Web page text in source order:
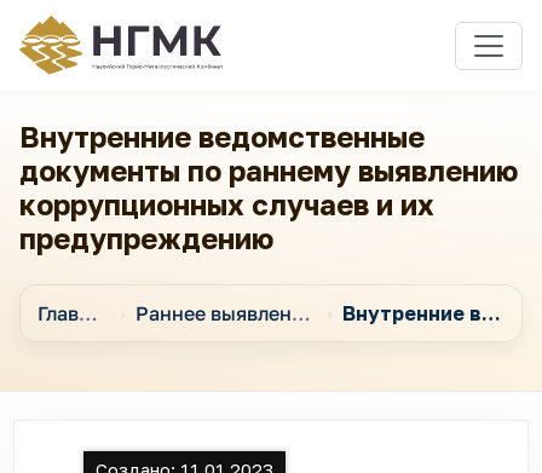
Внутренние ведомственные
документы по раннему выявлению
коррупционных случаев и их
предупреждению
Главная Раннее выявление коррупционных случаев и их предотвращение Внутренние ведомственные документы по раннему выявлению коррупционных случаев и их предупреждению